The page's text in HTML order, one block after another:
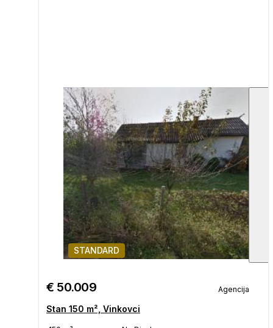
STANDARD
Agencija
€ 50.009
Stan 150 m², Vinkovci